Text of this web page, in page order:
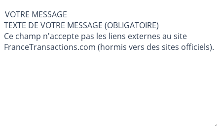
VOTRE MESSAGE
TEXTE DE VOTRE MESSAGE (OBLIGATOIRE)
Ce champ n'accepte pas les liens externes au site
FranceTransactions.com (hormis vers des sites officiels).